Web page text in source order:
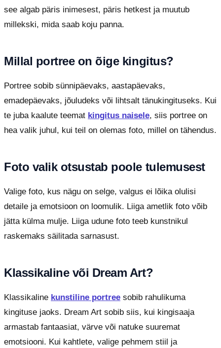
see algab päris inimesest, päris hetkest ja muutub
millekski, mida saab koju panna.
Millal portree on õige kingitus?
Portree sobib sünnipäevaks, aastapäevaks,
emadepäevaks, jõuludeks või lihtsalt tänukingituseks. Kui
te juba kaalute teemat kingitus naisele, siis portree on
hea valik juhul, kui teil on olemas foto, millel on tähendus.
Foto valik otsustab poole tulemusest
Valige foto, kus nägu on selge, valgus ei lõika olulisi
detaile ja emotsioon on loomulik. Liiga ametlik foto võib
jätta külma mulje. Liiga udune foto teeb kunstnikul
raskemaks säilitada sarnasust.
Klassikaline või Dream Art?
Klassikaline kunstiline portree sobib rahulikuma
kingituse jaoks. Dream Art sobib siis, kui kingisaaja
armastab fantaasiat, värve või natuke suuremat
emotsiooni. Kui kahtlete, valige pehmem stiil ja